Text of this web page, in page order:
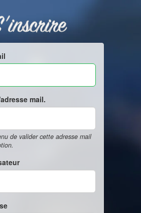
mail.
de valider cette adresse mail